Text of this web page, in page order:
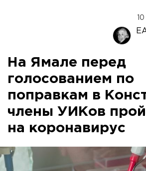
На Ямале перед
голосованием по
поправкам в
члены УИКов
на коронавирус